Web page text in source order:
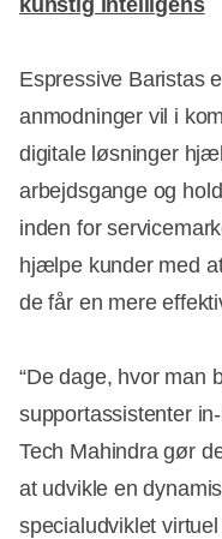
Espressive Baristas
anmodninger vil i
digitale løsninger
arbejdsgange og
inden for
hjælpe kunder med
de får en mere
“De dage, hvor man
supportassistenter
Tech Mahindra gør
at udvikle en
specialudviklet